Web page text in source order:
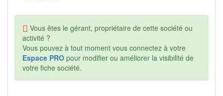
Vous êtes le gérant, propriétaire de cette société ou
activité ?
Vous pouvez à tout moment vous connectez à votre
Espace PRO pour modifier ou améliorer la visibilité de
votre fiche société.